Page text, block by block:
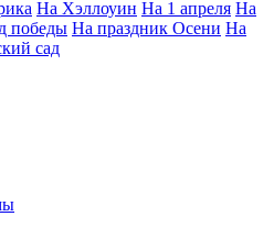
На Хэллоуин На 1 апреля На
победы На праздник Осени На
сад